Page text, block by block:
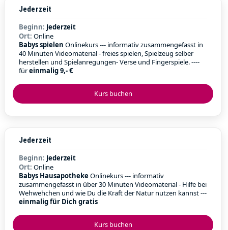
Kurs buchen
Jederzeit
Beginn: Jederzeit
Ort: Online
Babys spielen Onlinekurs --- informativ zusammengefasst in
40 Minuten Videomaterial - freies spielen, Spielzeug selber
herstellen und Spielanregungen- Verse und Fingerspiele. ----
füreinmalig 9,- €
Kurs buchen
Jederzeit
Beginn: Jederzeit
Ort: Online
Babys HausapothekeOnlinekurs --- informativ
zusammengefasst in über 30 Minuten Videomaterial - Hilfe bei
Wehwehchen und wie Du die Kraft der Natur nutzen kannst ---
einmalig für Dich gratis